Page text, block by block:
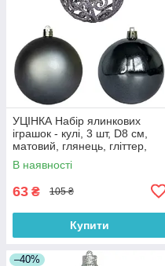
УЦІНКА Набір ялинкових
іграшок - кулі, 3 шт, D8 см,
матовий, глянець, гліттер,
сірий, пластик (251697)
В наявності
63 ₴ 105 ₴
Купити
–40%